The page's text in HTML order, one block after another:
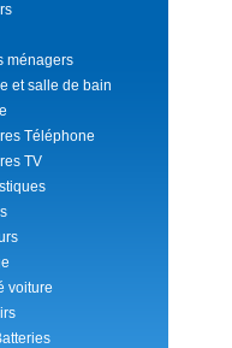
ménagers
et salle de bain
Téléphone
TV
voiture